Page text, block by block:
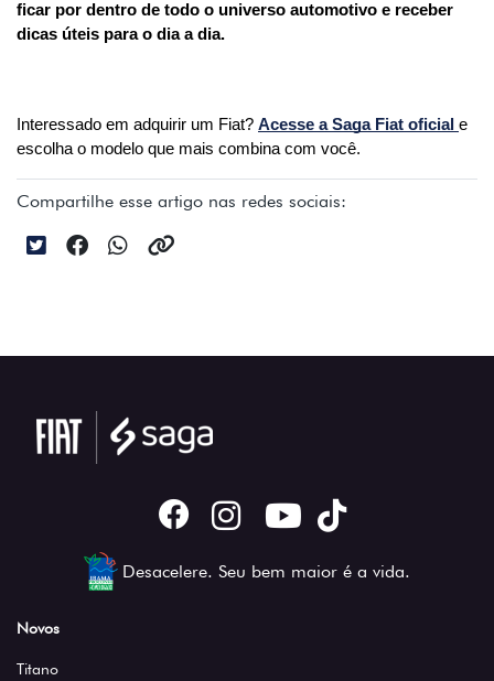
ficar por dentro de todo o universo automotivo e receber
dicas úteis para o dia a dia.
Interessado em adquirir um Fiat? Acesse a Saga Fiat oficial e
escolha o modelo que mais combina com você.
Compartilhe esse artigo nas redes sociais:
Desacelere. Seu bem maior é a vida.
Novos
Titano